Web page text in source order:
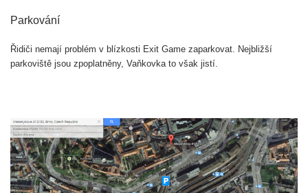
Parkování
Řidiči nemají problém v blízkosti Exit Game zaparkovat. Nejbližší
parkoviště jsou zpoplatněny, Vaňkovka to však jistí.